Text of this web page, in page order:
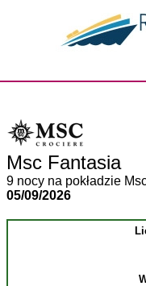
Msc Fantasia
9 nocy na pokładzie
05/09/2026